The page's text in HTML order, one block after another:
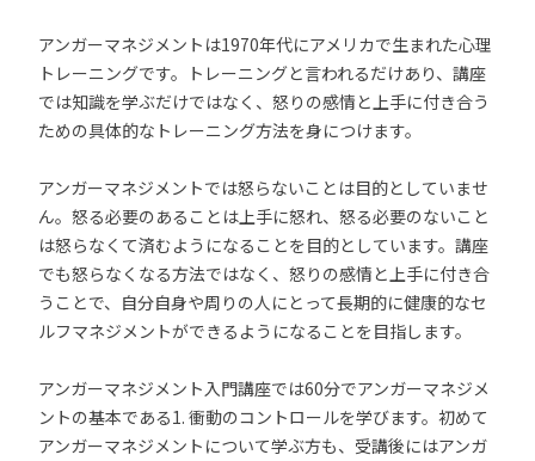
アンガーマネジメントは1970年代にアメリカで生まれた心理
トレーニングです。トレーニングと言われるだけあり、講座
では知識を学ぶだけではなく、怒りの感情と上手に付き合う
ための具体的なトレーニング方法を身につけます。
アンガーマネジメントでは怒らないことは目的としていませ
ん。怒る必要のあることは上手に怒れ、怒る必要のないこと
は怒らなくて済むようになることを目的としています。講座
でも怒らなくなる方法ではなく、怒りの感情と上手に付き合
うことで、自分自身や周りの人にとって長期的に健康的なセ
ルフマネジメントができるようになることを目指します。
アンガーマネジメント入門講座では60分でアンガーマネジメ
ントの基本である1. 衝動のコントロールを学びます。初めて
アンガーマネジメントについて学ぶ方も、受講後にはアンガ